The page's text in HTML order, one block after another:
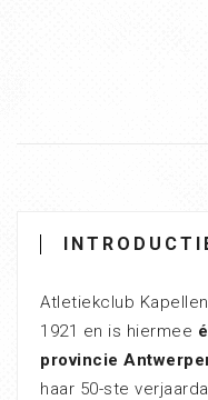
Atletiekclub
1921 en is hiermee
provincie
haar 50-ste